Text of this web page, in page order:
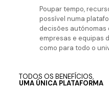
Poupar tempo,
possível numa
decisões autónomas
empresas e equipas
como para todo o
TODOS OS BENEFÍCIOS,
UMA ÚNICA PLATAFORMA